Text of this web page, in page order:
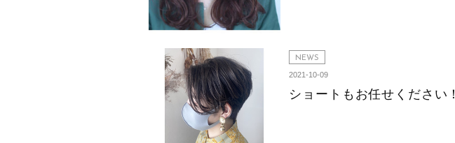
NEWS
2021-10-09
ショートもお任せください！